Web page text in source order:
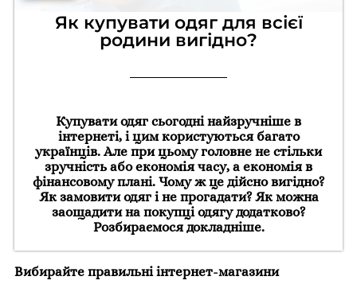
Як купувати одяг для всієї
родини вигідно?
Купувати одяг сьогодні найзручніше в
інтернеті, і цим користуються багато
українців. Але при цьому головне не стільки
зручність або економія часу, а економія в
фінансовому плані. Чому ж це дійсно вигідно?
Як замовити одяг і не прогадати? Як можна
заощадити на покупці одягу додатково?
Розбираємося докладніше.
Вибирайте правильні інтернет-магазини